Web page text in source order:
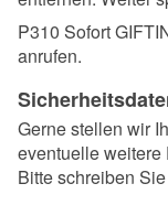
P310 Sofort
anrufen.
Gerne stellen wir
eventuelle weitere
Bitte schreiben